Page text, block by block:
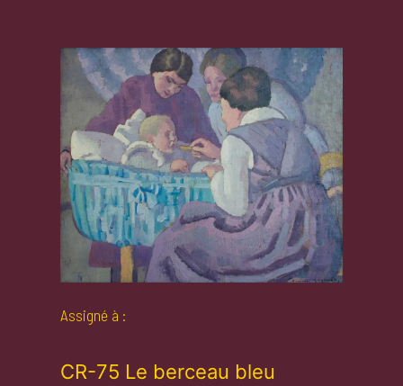
Assigné à :
CR-75 Le berceau bleu